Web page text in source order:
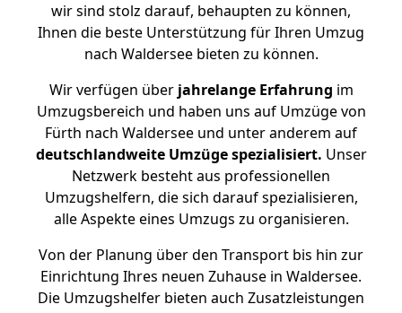
wir sind stolz darauf, behaupten zu können,
Ihnen die beste Unterstützung für Ihren Umzug
nach Waldersee bieten zu können.
Wir verfügen überjahrelange Erfahrung im
Umzugsbereich und haben uns auf Umzüge von
Fürth nach Waldersee und unter anderem auf
deutschlandweite Umzüge spezialisiert. Unser
Netzwerk besteht aus professionellen
Umzugshelfern, die sich darauf spezialisieren,
alle Aspekte eines Umzugs zu organisieren.
Von der Planung über den Transport bis hin zur
Einrichtung Ihres neuen Zuhause in Waldersee.
Die Umzugshelfer bieten auch Zusatzleistungen